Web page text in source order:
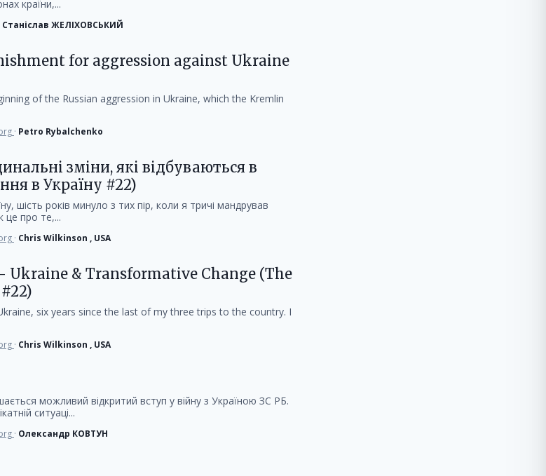
країни,...
Станіслав ЖЕЛІХОВСЬКИЙ
for aggression against Ukraine
of the Russian aggression in Ukraine, which the Kremlin
· Petro Rybalchenko
зміни, які відбуваються в
в Україну #22)
шість років минуло з тих пір, коли я тричі мандрував
це про те,...
· Chris Wilkinson , USA
Ukraine & Transformative Change (The
six years since the last of my three trips to the country. I
· Chris Wilkinson , USA
можливий відкритий вступ у війну з Україною ЗС РБ.
ситуаці...
· Олександр КОВТУН